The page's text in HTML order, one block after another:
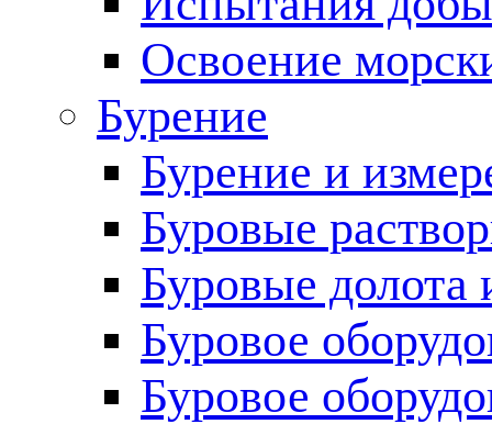
Освоение
Бурение
Бурение и
Буровые
Буровые долота
Буровое
Буровое